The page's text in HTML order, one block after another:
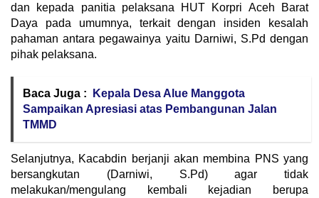
dan kepada panitia pelaksana HUT Korpri Aceh Barat
Daya pada umumnya, terkait dengan insiden kesalah
pahaman antara pegawainya yaitu Darniwi, S.Pd dengan
pihak pelaksana.
Baca Juga :
Kepala Desa Alue Manggota
Sampaikan Apresiasi atas Pembangunan Jalan
TMMD
Selanjutnya, Kacabdin berjanji akan membina PNS yang
bersangkutan (Darniwi, S.Pd) agar tidak
melakukan/mengulang kembali kejadian berupa